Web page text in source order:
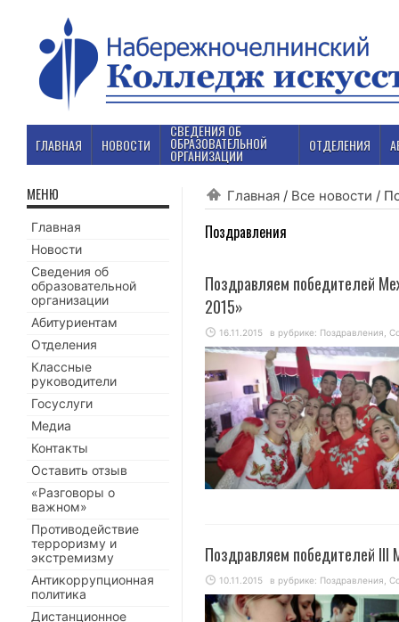
ГЛАВНАЯ НОВОСТИ
СВЕДЕНИЯ ОБ
ОБРАЗОВАТЕЛЬНОЙ
ОРГАНИЗАЦИИ
ОТДЕЛЕНИЯ
Главная / Все новости /
Поздравления
Поздравляем победителей
2015»
16.11.2015 в рубрике: Поздравления
Поздравляем победителей III
10.11.2015 в рубрике: Поздравления
МЕНЮ
Главная
Новости
Сведения об
образовательной
организации
Абитуриентам
Отделения
Классные
руководители
Госуслуги
Медиа
Контакты
Оставить отзыв
«Разговоры о
важном»
Противодействие
терроризму и
экстремизму
Антикоррупционная
политика
Дистанционное